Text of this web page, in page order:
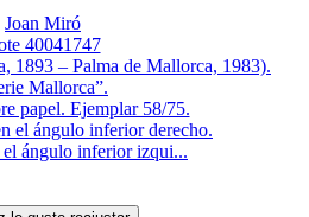
Joan Miró
40041747
1893 – Palma de Mallorca, 1983).
Mallorca”.
papel. Ejemplar 58/75.
el ángulo inferior derecho.
el ángulo inferior izqui...